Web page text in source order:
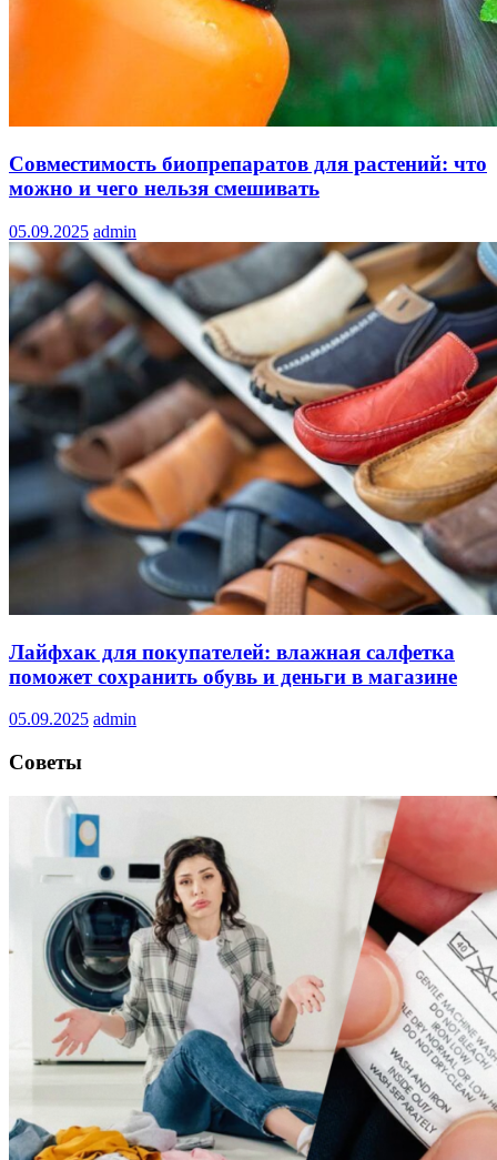
Совместимость биопрепаратов для растений: что
можно и чего нельзя смешивать
05.09.2025 admin
Лайфхак для покупателей: влажная салфетка
поможет сохранить обувь и деньги в магазине
05.09.2025 admin
Советы